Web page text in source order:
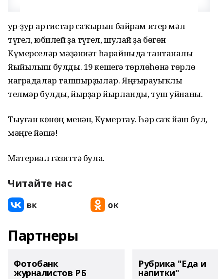
Ҙур-ҙур артистар саҡырып байрам итер мәл
түгел, юбилей ҙа түгел, шулай ҙа бөгөн
Күмерселәр мәҙәниәт һарайныда тантаналы
йыйылыш булды. 19 кешегә төрлөһөнә төрлө
наградалар тапшырҙылар. Яңғырауыҡлы
телмәр булды, йырҙар йырланды, туш уйнаны.
Тыуған көнөң менән, Күмертау. Һәр саҡ йәш бул,
мәңге йәшә!
Материал гәзиттә була.
Читайте нас
Партнеры
Фотобанк
журналистов РБ
Рубрика "Еда и
напитки"